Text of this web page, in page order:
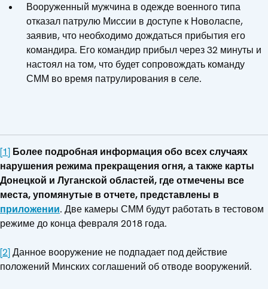
Вооруженный мужчина в одежде военного типа
отказал патрулю Миссии в доступе к Новоласпе,
заявив, что необходимо дождаться прибытия его
командира. Его командир прибыл через 32 минуты и
настоял на том, что будет сопровождать команду
СММ во время патрулирования в селе.
[1] Более подробная информация обо всех случаях
нарушения режима прекращения огня, а также карты
Донецкой и Луганской областей, где отмечены все
места, упомянутые в отчете, представлены в
приложении. Две камеры СММ будут работать в тестовом
режиме до конца февраля 2018 года.
[2]Данное вооружение не подпадает под действие
положений Минских соглашений об отводе вооружений.